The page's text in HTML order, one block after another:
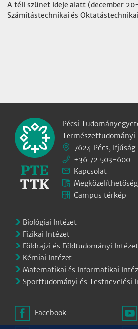
A téli szünet ideje alatt (december
Számítástechnikai és
Pécsi
Természettudományi
7624 Pécs, Ifjúság
+36 72 503-600
Kapcsolat
Megközelíthetőség
Campus térkép
Biológiai Intézet
Fizikai Intézet
Földrajzi és Földtudományi Intézet
Kémiai Intézet
Matematikai és Informatikai
Sporttudományi és Testnevelési
Facebook